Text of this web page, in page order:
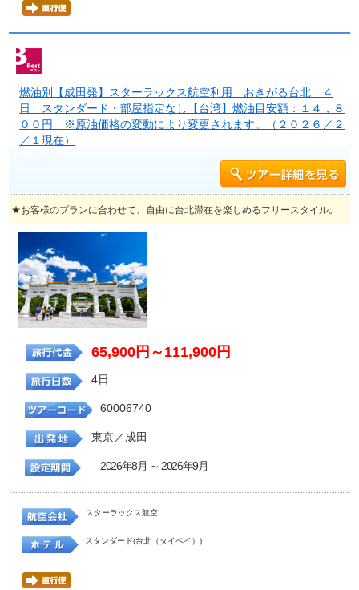
燃油別【成田発】スターラックス航空利用 おきがる台北 ４
日 スタンダード・部屋指定なし【台湾】燃油目安額：１４，８
００円 ※原油価格の変動により変更されます。（２０２６／２
／１現在）
★お客様のプランに合わせて、自由に台北滞在を楽しめるフリースタイル。
65,900円～111,900円
4日
60006740
東京／成田
2026年8月 ～ 2026年9月
スターラックス航空
スタンダード(台北（タイペイ）)